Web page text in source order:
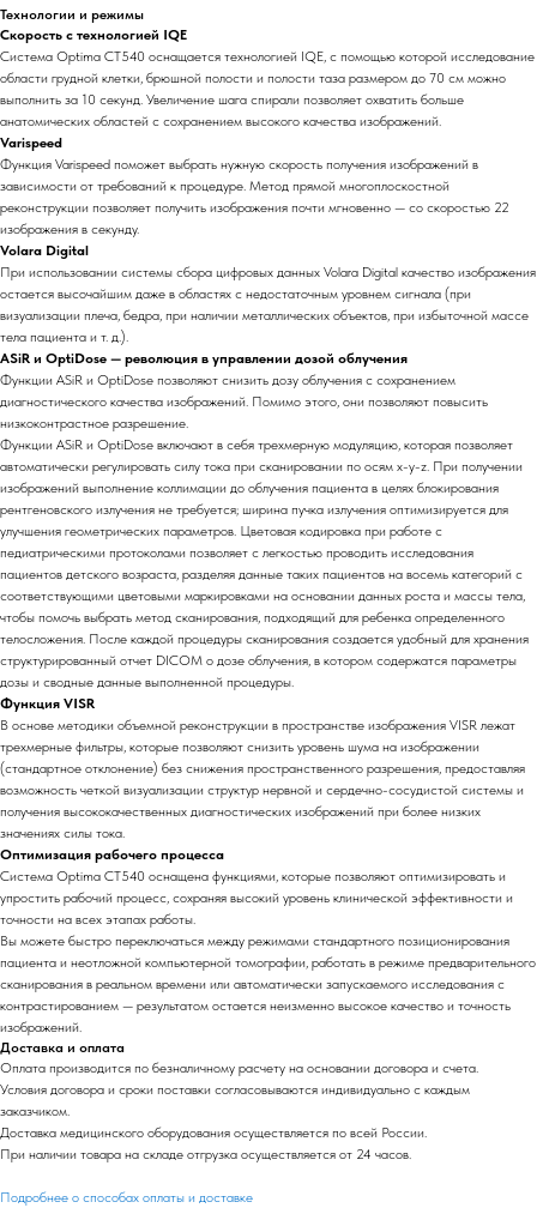
Технологии и режимы
Скорость с технологией IQE
Система Optima CT540 оснащается технологией IQE, с помощью которой исследование
области грудной клетки, брюшной полости и полости таза размером до 70 см можно
выполнить за 10 секунд. Увеличение шага спирали позволяет охватить больше
анатомических областей с сохранением высокого качества изображений.
Varispeed
Функция Varispeed поможет выбрать нужную скорость получения изображений в
зависимости от требований к процедуре. Метод прямой многоплоскостной
реконструкции позволяет получить изображения почти мгновенно — со скоростью 22
изображения в секунду.
Volara Digital
При использовании системы сбора цифровых данных Volara Digital качество изображения
остается высочайшим даже в областях с недостаточным уровнем сигнала (при
визуализации плеча, бедра, при наличии металлических объектов, при избыточной массе
тела пациента и т. д.).
ASiR и OptiDose — революция в управлении дозой облучения
Функции ASiR и OptiDose позволяют снизить дозу облучения с сохранением
диагностического качества изображений. Помимо этого, они позволяют повысить
низкоконтрастное разрешение.
Функции ASiR и OptiDose включают в себя трехмерную модуляцию, которая позволяет
автоматически регулировать силу тока при сканировании по осям x-y-z. При получении
изображений выполнение коллимации до облучения пациента в целях блокирования
рентгеновского излучения не требуется; ширина пучка излучения оптимизируется для
улучшения геометрических параметров. Цветовая кодировка при работе с
педиатрическими протоколами позволяет с легкостью проводить исследования
пациентов детского возраста, разделяя данные таких пациентов на восемь категорий с
соответствующими цветовыми маркировками на основании данных роста и массы тела,
чтобы помочь выбрать метод сканирования, подходящий для ребенка определенного
телосложения. После каждой процедуры сканирования создается удобный для хранения
структурированный отчет DICOM о дозе облучения, в котором содержатся параметры
дозы и сводные данные выполненной процедуры.
Функция VISR
В основе методики объемной реконструкции в пространстве изображения VISR лежат
трехмерные фильтры, которые позволяют снизить уровень шума на изображении
(стандартное отклонение) без снижения пространственного разрешения, предоставляя
возможность четкой визуализации структур нервной и сердечно-сосудистой системы и
получения высококачественных диагностических изображений при более низких
значениях силы тока.
Оптимизация рабочего процесса
Система Optima CT540 оснащена функциями, которые позволяют оптимизировать и
упростить рабочий процесс, сохраняя высокий уровень клинической эффективности и
точности на всех этапах работы.
Вы можете быстро переключаться между режимами стандартного позиционирования
пациента и неотложной компьютерной томографии, работать в режиме предварительного
сканирования в реальном времени или автоматически запускаемого исследования с
контрастированием — результатом остается неизменно высокое качество и точность
изображений.
Доставка и оплата
Оплата производится по безналичному расчету на основании договора и счета.
Условия договора и сроки поставки согласовываются индивидуально с каждым
заказчиком.
Доставка медицинского оборудования осуществляется по всей России.
При наличии товара на складе отгрузка осуществляется от 24 часов.
Подробнее о способах оплаты и доставке